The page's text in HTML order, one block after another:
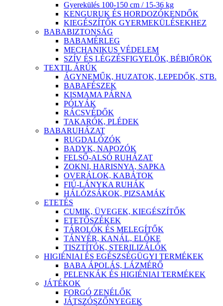
Gyerekülés 100-150 cm / 15-36 kg
KENGURUK ÉS HORDOZÓKENDŐK
KIEGÉSZÍTŐK GYERMEKÜLÉSEKHEZ
BABABIZTONSÁG
BABAMÉRLEG
MECHANIKUS VÉDELEM
SZÍV ÉS LÉGZÉSFIGYELŐK, BÉBIŐRÖK
TEXTIL ÁRÚK
ÁGYNEMŰK, HUZATOK, LEPEDŐK, STB.
BABAFÉSZEK
KISMAMA PÁRNA
PÓLYÁK
RÁCSVÉDŐK
TAKARÓK, PLÉDEK
BABARUHÁZAT
RUGDALÓZÓK
BADYK, NAPOZÓK
FELSŐ-ALSÓ RUHÁZAT
ZOKNI, HARISNYA, SAPKA
OVERÁLOK, KABÁTOK
FIÚ-LÁNYKA RUHÁK
HÁLÓZSÁKOK, PIZSAMÁK
ETETÉS
CUMIK, ÜVEGEK, KIEGÉSZÍTŐK
ETETŐSZÉKEK
TÁROLÓK ÉS MELEGÍTŐK
TÁNYÉR, KANÁL, ELŐKE
TISZTÍTÓK, STERILIZÁLÓK
HIGIÉNIAI ÉS EGÉSZSÉGÜGYI TERMÉKEK
BABA ÁPOLÁS, LÁZMÉRŐ
PELENKÁK ÉS HIGIÉNIAI TERMÉKEK
JÁTÉKOK
FORGÓ ZENÉLŐK
JÁTSZÓSZŐNYEGEK